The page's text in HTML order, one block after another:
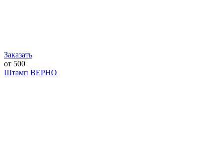
Заказать
от 500
Штамп ВЕРНО